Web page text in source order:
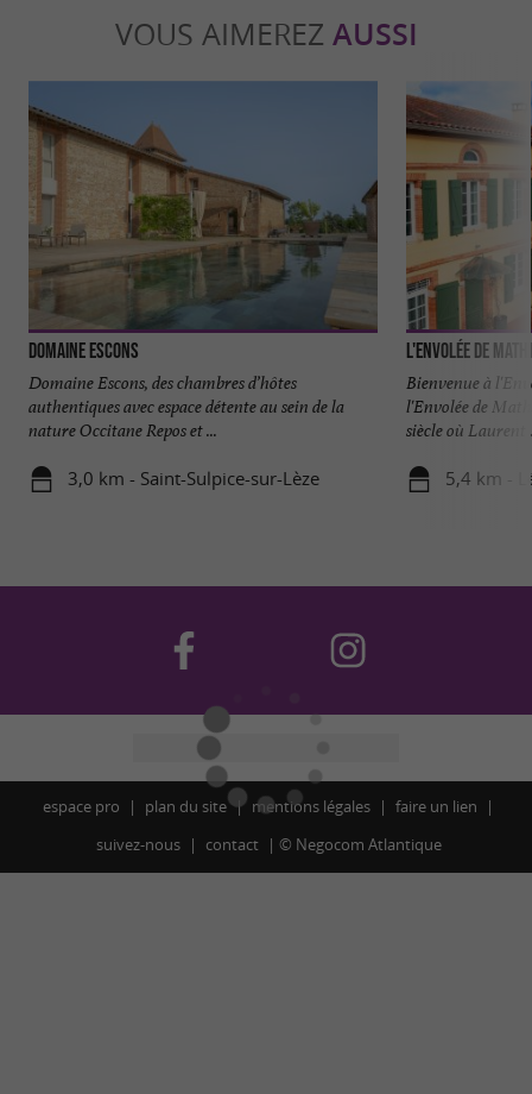
VOUS AIMEREZ AUSSI
Domaine Escons
Domaine Escons, des chambres d’hôtes
authentiques avec espace détente au sein de la
nature Occitane Repos et ...
3,0 km - Saint-Sulpice-sur-Lèze
L'Envolée de
Bienvenue à
l'Envolée de
siècle où Laurent
5,4 km -
espace pro plan du site mentions légales
faire un lien
suivez-nous
contact © Negocom Atlantique